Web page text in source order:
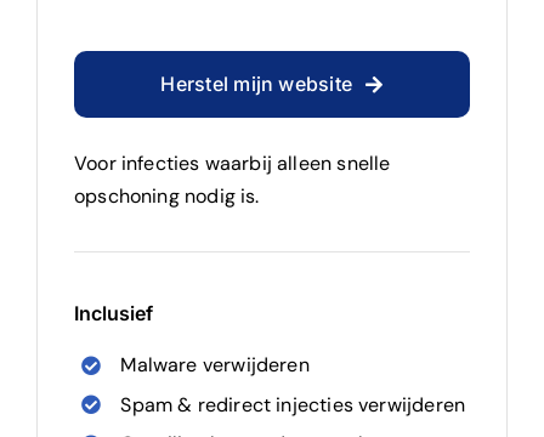
Herstel mijn website
Voor infecties waarbij alleen snelle
opschoning nodig is.
Inclusief
Malware verwijderen
Spam & redirect injecties verwijderen